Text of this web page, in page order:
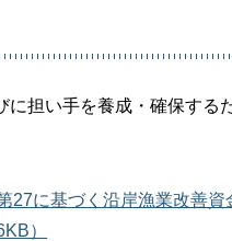
担い手を養成・確保する
27に基づく沿岸漁業改善資
）